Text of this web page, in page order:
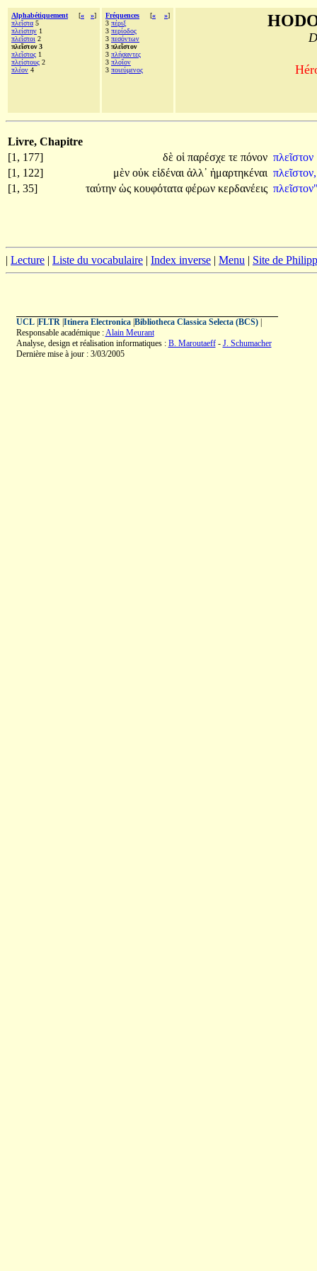
Alphabétiquement [« »]
πλεῖστα 5
πλείστην 1
πλεῖστοι 2
πλεῖστον 3
πλεῖστος 1
πλείστους 2
πλέον 4
Fréquences [« »]
3 πέριξ
3 περίοδος
3 πεσόντων
3 πλεῖστον
3 πλήσαντες
3 πλοῖον
3 ποιεύμενος
Livre, Chapitre
[1, 177]
δὲ οἱ παρέσχε τε πόνον πλεῖστον
[1, 122]
μὲν οὐκ εἰδέναι ἀλλ᾽ ἡμαρτηκέναι πλεῖστον,
[1, 35]
ταύτην ὡς κουφότατα φέρων κερδανέεις
| Lecture | Liste du vocabulaire | Index inverse | Menu | Site de
UCL| FLTR| Itinera Electronica| Bibliotheca Classica Selecta (BCS)|
Responsable académique :Alain Meurant
Analyse, design et réalisation informatiques : B. Maroutaeff- J. Schumacher
Dernière mise à jour : 3/03/2005